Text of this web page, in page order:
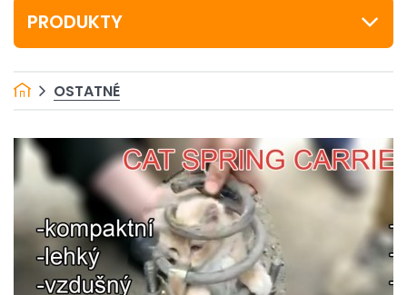
PRODUKTY
OSTATNÉ